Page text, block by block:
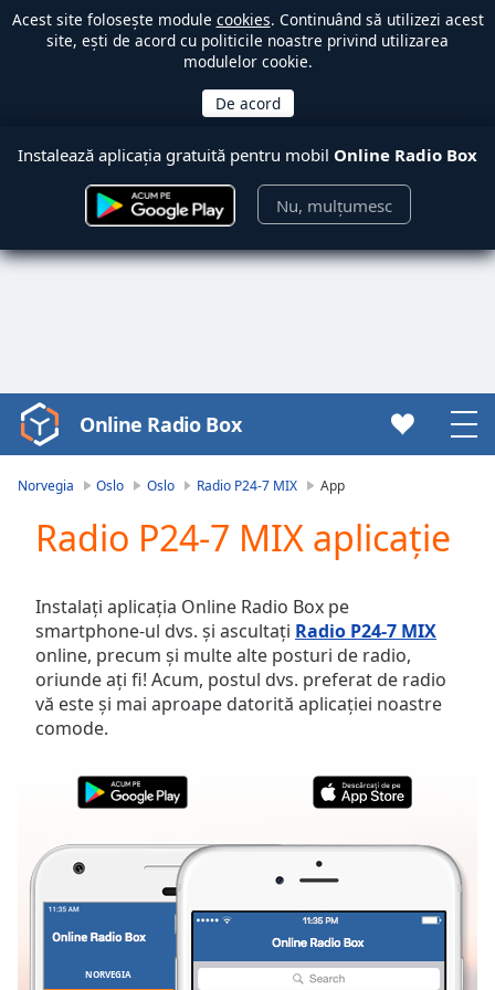
Acest site folosește module cookies. Continuând să utilizezi acest
site, ești de acord cu politicile noastre privind utilizarea
modulelor cookie.
Instalează aplicația gratuită pentru mobil Online Radio Box
Nu, mulțumesc
Video
Player
Video
Skip
Backward
Skip
Forward
Mute
Current
Time0:00
Duration-:-
Stream
Type
LIVE
Seek to
currently
Online Radio Box
Norvegia Oslo Oslo Radio P24-7 MIX App
Radio P24-7 MIX aplicație
Instalați aplicația Online Radio Box pe
smartphone-ul dvs. și ascultați Radio P24-7 MIX
online, precum și multe alte posturi de radio,
oriunde ați fi! Acum, postul dvs. preferat de radio
vă este și mai aproape datorită aplicației noastre
comode.
NORVEGIA